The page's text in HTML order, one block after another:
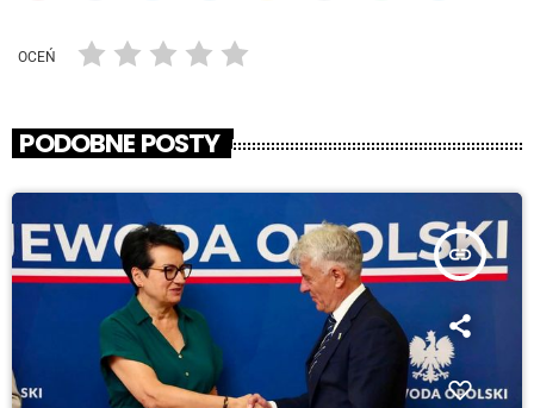
OCEŃ
PODOBNE POSTY
insert_link